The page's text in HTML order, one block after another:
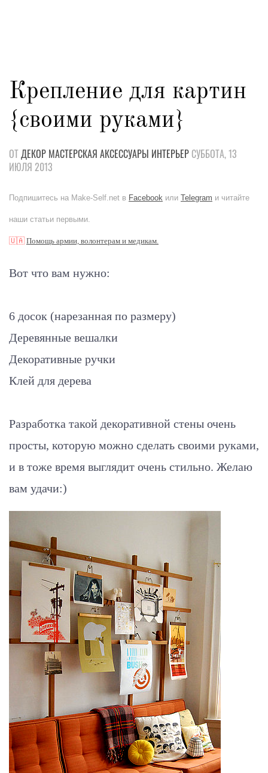
Крепление для картин
{своими руками}
ОТДЕКОР МАСТЕРСКАЯ АКСЕССУАРЫ ИНТЕРЬЕР СУББОТА, 13
ИЮЛЯ 2013
Подпишитесь на Make-Self.net в Facebook или Telegram и читайте
наши статьи первыми.
🇺🇦Помощь армии, волонтерам и медикам.
Вот что вам нужно:
6 досок (нарезанная по размеру)
Деревянные вешалки
Декоративные ручки
Клей для дерева
Разработка такой декоративной стены очень
просты, которую можно сделать своими руками,
и в тоже время выглядит очень стильно. Желаю
вам удачи:)